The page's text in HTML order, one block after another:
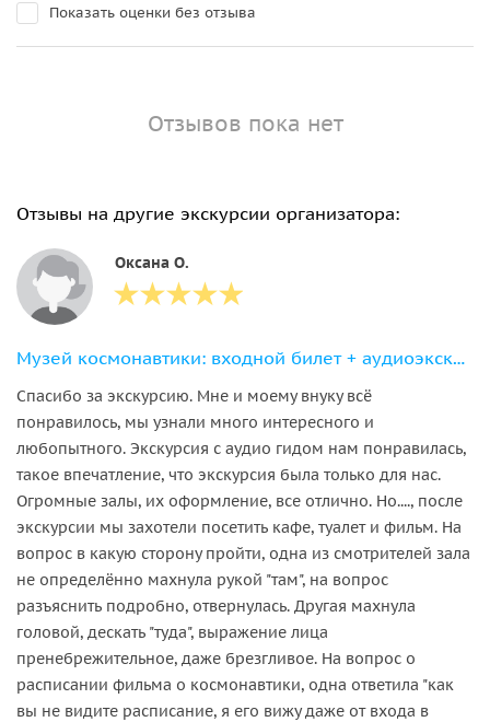
Показать оценки без отзыва
Отзывов пока нет
Отзывы на другие экскурсии организатора:
Оксана О.
Музей космонавтики: входной билет + аудиоэкскурсия
Спасибо за экскурсию. Мне и моему внуку всё
понравилось, мы узнали много интересного и
любопытного. Экскурсия с аудио гидом нам понравилась,
такое впечатление, что экскурсия была только для нас.
Огромные залы, их оформление, все отлично. Но...., после
экскурсии мы захотели посетить кафе, туалет и фильм. На
вопрос в какую сторону пройти, одна из смотрителей зала
не определённо махнула рукой "там", на вопрос
разъяснить подробно, отвернулась. Другая махнула
головой, дескать "туда", выражение лица
пренебрежительное, даже брезгливое. На вопрос о
расписании фильма о космонавтики, одна ответила "как
вы не видите расписание, я его вижу даже от входа в